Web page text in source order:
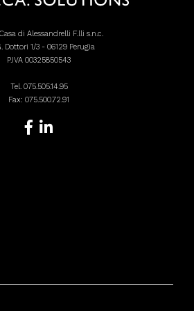
di Alessandrelli F.lli s.n.c.
Dottori 1/3 - 06129 Perugia
P.IVA 00325850543
Tel. 075.505.14.95
Fax: 075.500.72.91